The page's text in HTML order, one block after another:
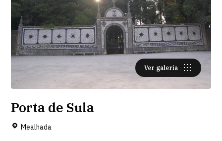
Ver galeria
Porta de Sula
Mealhada